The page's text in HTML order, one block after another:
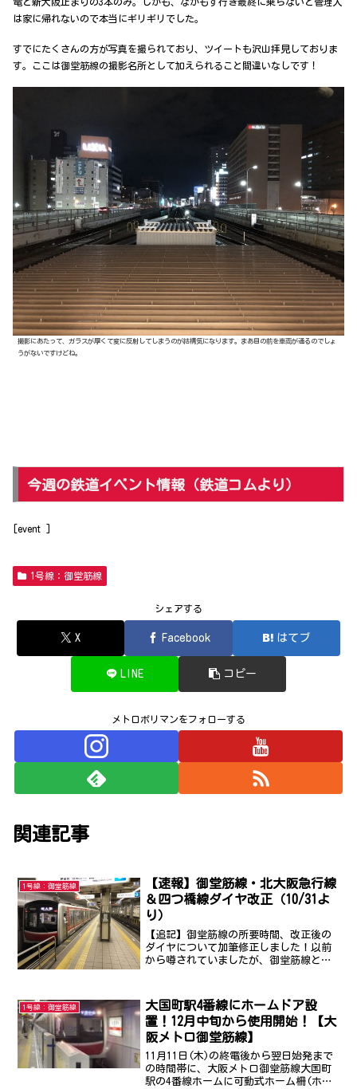
は家に帰れないので本当にギリギリでした。
すでにたくさんの方が写真を撮られており、ツイートも沢山拝見しておりま
す。ここは御堂筋線の撮影名所として加えられること間違いなしです！
撮影にあたって、ガラスが厚くて変に反射してしまうのが結構気になります。まあ目の前を車両が通るのでしょ
うがないですけどね。
今週の鉄道イベント情報（鉄道コムより）
[event ]
1号線：御堂筋線
シェアする
X Facebook はてブ
LINE コピー
メトロポリマンをフォローする
関連記事
1号線：御堂筋線
【速報】御堂筋線・北大阪急行線
＆四つ橋線ダイヤ改正（10/31よ
り）
【追記】御堂筋線の所要時間、改正後の
ダイヤについて加筆修正しました！以前
から噂されていましたが、御堂筋線と四
ア）の設置に伴って各駅の停車時間を延
ばす必要があったこ...
1号線：御堂筋線
大国町駅4番線にホームドア設
置！12月中旬から使用開始！【大
阪メトロ御堂筋線】
11月11日(木)の終電後から翌日始発まで
の時間帯に、大阪メトロ御堂筋線大国町
駅の4番線ホームに可動式ホーム柵(ホー